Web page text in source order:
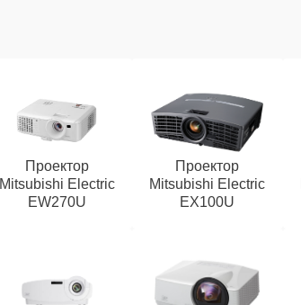
Проектор
Mitsubishi Electric
EW270U
Проектор
Mitsubishi Electric
EX100U